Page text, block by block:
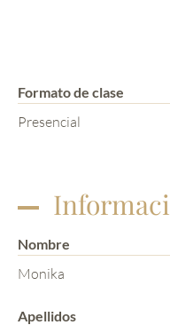
Formato de clase
Presencial
Nombre
Monika
Apellidos